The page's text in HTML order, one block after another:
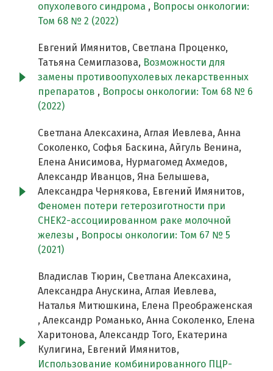
опухолевого синдрома , Вопросы онкологии:
Том 68 № 2 (2022)
Евгений Имянитов, Светлана Проценко,
Татьяна Семиглазова, Возможности для
замены противоопухолевых лекарственных
препаратов , Вопросы онкологии: Том 68 № 6
(2022)
Светлана Алексахина, Аглая Иевлева, Анна
Соколенко, Софья Баскина, Айгуль Венина,
Елена Анисимова, Нурмагомед Ахмедов,
Александр Иванцов, Яна Белышева,
Александра Чернякова, Евгений Имянитов,
Феномен потери гетерозиготности при
CHEK2-ассоциированном раке молочной
железы , Вопросы онкологии: Том 67 № 5
(2021)
Владислав Тюрин, Светлана Алексахина,
Александра Анускина, Аглая Иевлева,
Наталья Митюшкина, Елена Преображенская
, Александр Романько, Анна Соколенко, Елена
Харитонова, Александр Того, Екатерина
Кулигина, Евгений Имянитов,
Использование комбинированного ПЦР-